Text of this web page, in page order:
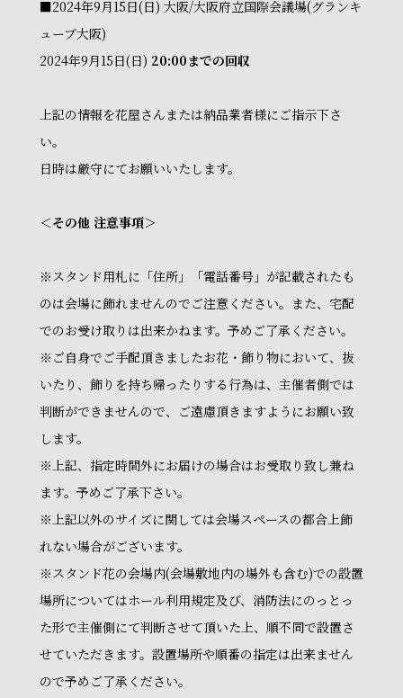
■2024年9月15日(日) 大阪/大阪府立国際会議場(グランキ
ューブ大阪)
2024年9月15日(日) 20:00までの回収
上記の情報を花屋さんまたは納品業者様にご指示下さ
い。
日時は厳守にてお願いいたします。
＜その他 注意事項＞
※スタンド用札に「住所」「電話番号」が記載されたも
のは会場に飾れませんのでご注意ください。また、宅配
でのお受け取りは出来かねます。予めご了承ください。
※ご自身でご手配頂きましたお花・飾り物において、抜
いたり、飾りを持ち帰ったりする行為は、主催者側では
判断ができませんので、ご遠慮頂きますようにお願い致
します。
※上記、指定時間外にお届けの場合はお受取り致し兼ね
ます。予めご了承下さい。
※上記以外のサイズに関しては会場スペースの都合上飾
れない場合がございます。
※スタンド花の会場内(会場敷地内の場外も含む)での設置
場所についてはホール利用規定及び、消防法にのっとっ
た形で主催側にて判断させて頂いた上、順不同で設置さ
せていただきます。設置場所や順番の指定は出来ません
ので予めご了承ください。